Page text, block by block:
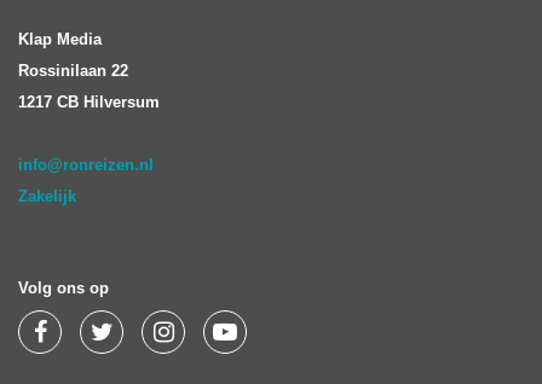
Klap Media
Rossinilaan 22
1217 CB Hilversum
info@ronreizen.nl
Zakelijk
Volg ons op